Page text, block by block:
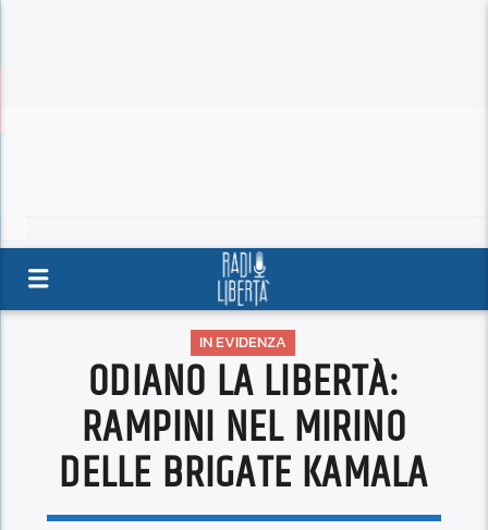
IN EVIDENZA
ODIANO LA LIBERTÀ:
RAMPINI NEL MIRINO
DELLE BRIGATE KAMALA